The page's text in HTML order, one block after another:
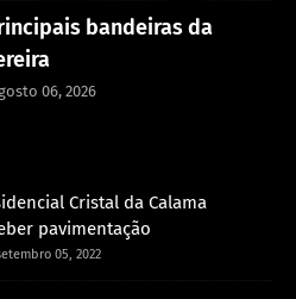
bandeiras da
06, 2026
Cristal da Calama
pavimentação
05, 2022